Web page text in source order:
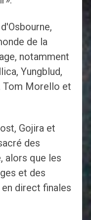
de la
notamment
Yungblud,
Tom Morello et
Gojira et
des
alors que les
et des
direct finales